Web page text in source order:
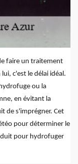
faire un traitement
c'est le délai idéal.
ou la
en évitant la
de s'imprégner. Cet
pour déterminer le
pour hydrofuger